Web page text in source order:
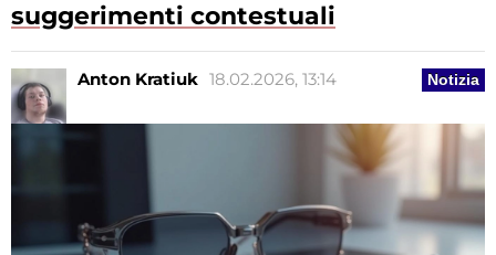
suggerimenti contestuali
Notizia
Anton Kratiuk 18.02.2026, 13:14